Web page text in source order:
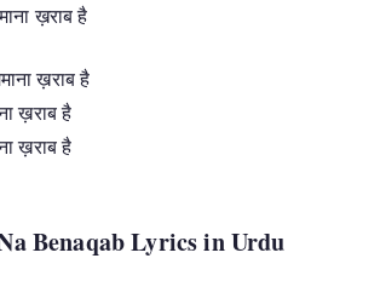
ख़राब है
ख़राब है
ख़राब है
ख़राब है
Benaqab Lyrics in Urdu